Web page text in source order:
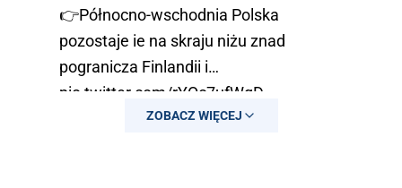
👉Północno-wschodnia Polska
pozostaje ie na skraju niżu znad
pogranicza Finlandii i…
pic.twitter.com/rYQc7ufWqD
ZOBACZ WIĘCEJ